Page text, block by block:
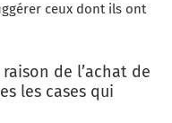
ceux dont ils ont
de l’achat de
les cases qui